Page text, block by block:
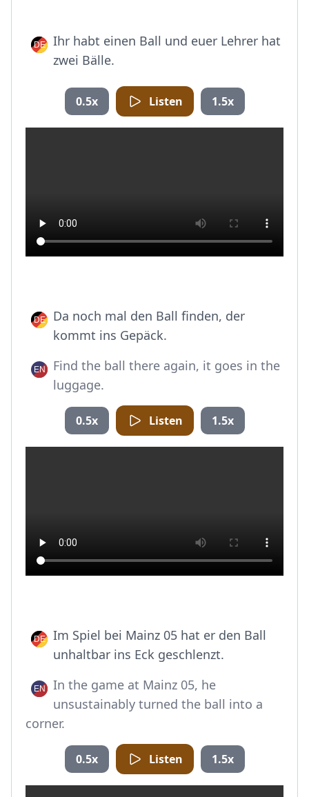
Ihr habt einen Ball und euer Lehrer hat
zwei Bälle.
0.5x Listen 1.5x
Da noch mal den Ball finden, der
kommt ins Gepäck.
Find the ball there again, it goes in the
luggage.
0.5x Listen 1.5x
Im Spiel bei Mainz 05 hat er den Ball
unhaltbar ins Eck geschlenzt.
In the game at Mainz 05, he
unsustainably turned the ball into a
corner.
0.5x Listen 1.5x